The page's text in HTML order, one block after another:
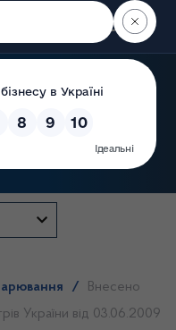
Пошук
/
Внесено
України від 03.06.2009